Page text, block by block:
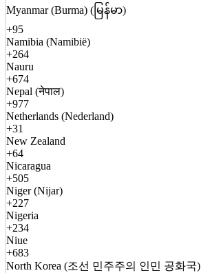
Myanmar (Burma) (မြန်မာ)
+95
Namibia (Namibië)
+264
Nauru
+674
Nepal (नेपाल)
+977
Netherlands (Nederland)
+31
New Zealand
+64
Nicaragua
+505
Niger (Nijar)
+227
Nigeria
+234
Niue
+683
North Korea (조선 민주주의 인민 공화국)